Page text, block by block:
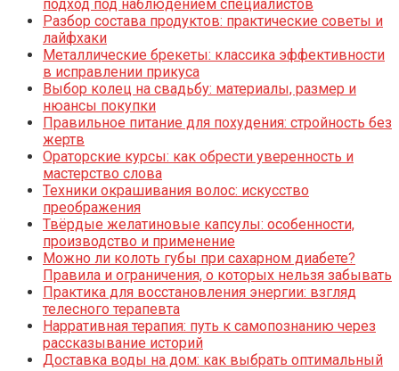
подход под наблюдением специалистов
Разбор состава продуктов: практические советы и
лайфхаки
Металлические брекеты: классика эффективности
в исправлении прикуса
Выбор колец на свадьбу: материалы, размер и
нюансы покупки
Правильное питание для похудения: стройность без
жертв
Ораторские курсы: как обрести уверенность и
мастерство слова
Техники окрашивания волос: искусство
преображения
Твёрдые желатиновые капсулы: особенности,
производство и применение
Можно ли колоть губы при сахарном диабете?
Правила и ограничения, о которых нельзя забывать
Практика для восстановления энергии: взгляд
телесного терапевта
Нарративная терапия: путь к самопознанию через
рассказывание историй
Доставка воды на дом: как выбрать оптимальный